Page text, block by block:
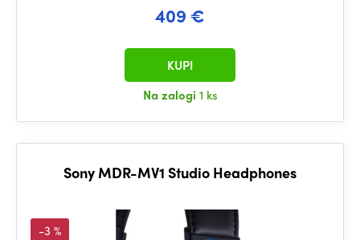
409 €
Na zalogi 1 ks
KUPI
Sony MDR-MV1 Studio Headphones
-3 %